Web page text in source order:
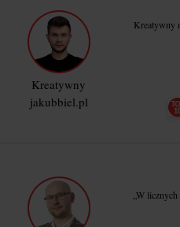
Kreatywny
jakubbiel.pl
Kreatywny
„W